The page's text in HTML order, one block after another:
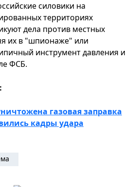
силовики на
территориях
дела против местных
их в "шпионаже" или
инструмент давления и
ФСБ.
газовая заправка
кадры удара